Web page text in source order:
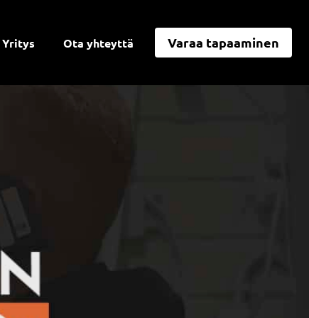
Yritys Ota yhteyttä Varaa tapaaminen